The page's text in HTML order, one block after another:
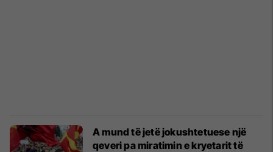
A mund të jetë jokushtetuese një
qeveri pa miratimin e kryetarit të